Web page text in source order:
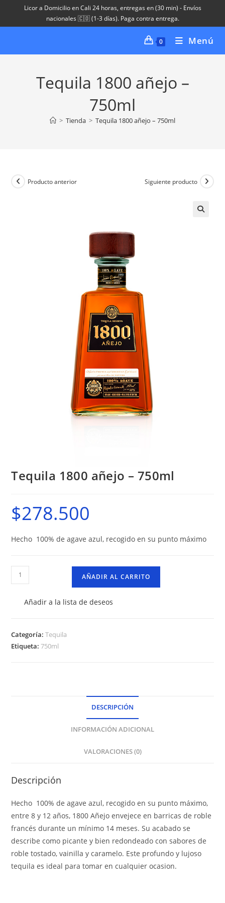
Licor a Domicilio en Cali 24 horas, entregas en (30 min) - Envíos
nacionales 🇨🇴 (1-3 días). Paga contra entrega.
0 Menú
Tequila 1800 añejo –
750ml
> Tienda > Tequila 1800 añejo – 750ml
Producto anterior Siguiente producto
Tequila 1800 añejo – 750ml
$278.500
Hecho 100% de agave azul, recogido en su punto máximo
Tequila
1800
cantidad
AÑADIR AL CARRITO
Añadir a la lista de deseos
Categoría:Tequila
Etiqueta:750ml
DESCRIPCIÓN
INFORMACIÓN ADICIONAL
VALORACIONES (0)
Descripción
Hecho 100% de agave azul, recogido en su punto máximo,
entre 8 y 12 años, 1800 Añejo envejece en barricas de roble
francés durante un mínimo 14 meses.Su acabado se
describe como picante y bien redondeado con sabores de
roble tostado, vainilla y caramelo. Este profundo y lujoso
tequila es ideal para tomar en cualquier ocasion.